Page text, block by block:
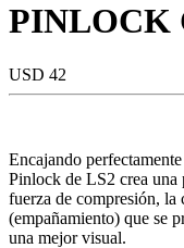
PINLOCK
USD 42
Encajando
Pinlock de LS2 crea una
fuerza de compresión, la
(empañamiento) que se
una mejor visual.